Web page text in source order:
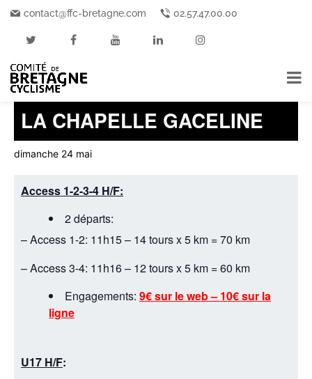
contact@ffc-bretagne.com 02.57.47.00.00
« Tous les Événements
Cet événement est passé.
LA CHAPELLE GACELINE
dimanche 24 mai
Access 1-2-3-4 H/F:
2 départs:
– Access 1-2: 11h15 – 14 tours x 5 km = 70 km
– Access 3-4: 11h16 – 12 tours x 5 km = 60 km
Engagements: 9€ sur le web – 10€ sur la
ligne
U17 H/F: